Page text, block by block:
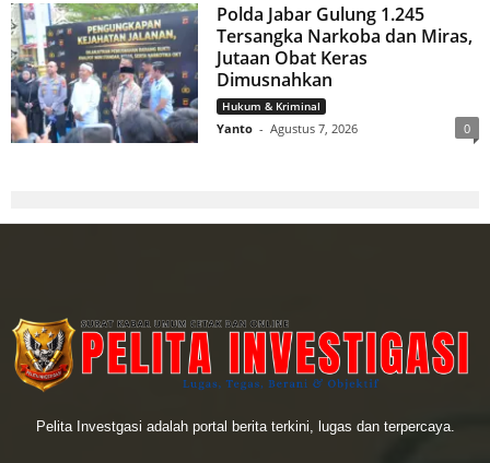
Polda Jabar Gulung 1.245
Tersangka Narkoba dan Miras,
Jutaan Obat Keras
Dimusnahkan
Hukum & Kriminal
Yanto - Agustus 7, 2026 0
Pelita Investgasi adalah portal berita terkini, lugas dan terpercaya.